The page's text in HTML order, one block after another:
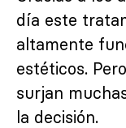
día este
altamente
estéticos.
surjan
la decisión.